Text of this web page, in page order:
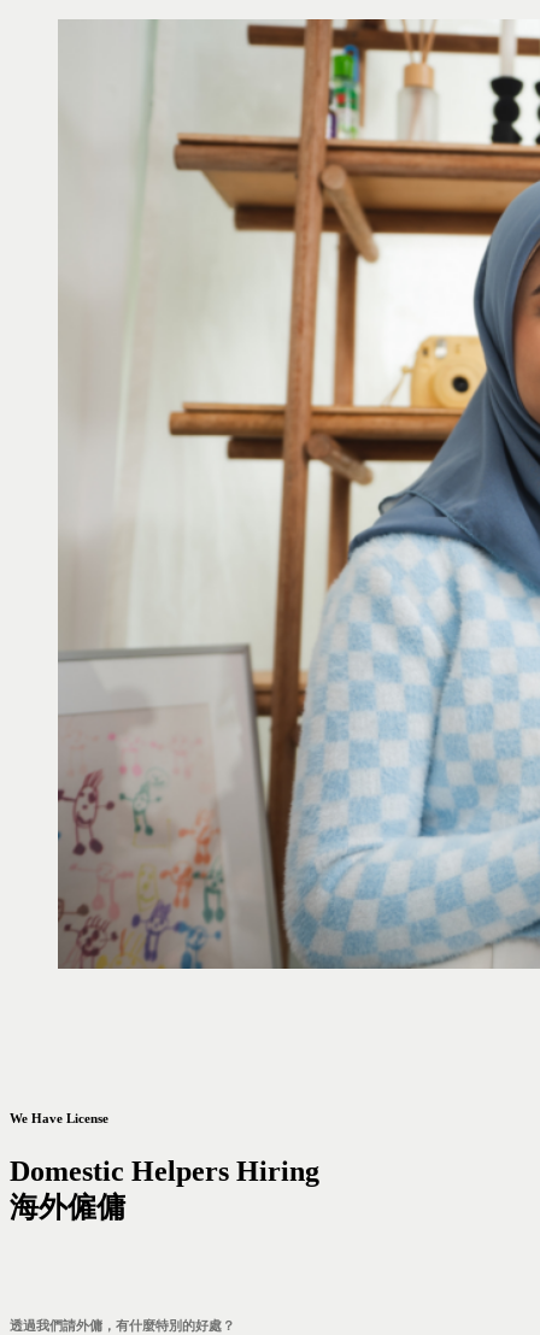
We Have License
Domestic Helpers Hiring
海外僱傭
透過我們請外傭，有什麼特別的好處？